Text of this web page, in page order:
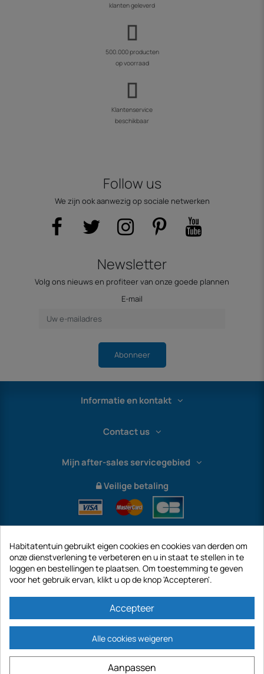
klanten geleverd
500.000 producten
op voorraad
Klantenservice
beschikbaar
Follow us
We zijn ook aanwezig op sociale netwerken
Newsletter
Volg ons nieuws en profiteer van onze goede plannen
E-mail
Abonneer
Informatie en kontakt
Contact us
Mijn after-sales servicegebied
Veilige betaling
International
https://www.habitatentuin.nl is een site van het bedrijf GECODIS SA met een
kapitaal van € 187.203,29, 32 Rue de Paradis - PARIJS 75010 (FRANKRIJK).
Habitatentuin gebruikt eigen cookies en cookies van derden om
onze dienstverlening te verbeteren en u in staat te stellen in te
loggen en bestellingen te plaatsen. Om toestemming te geven
voor het gebruik ervan, klikt u op de knop 'Accepteren'.
Accepteer
Alle cookies weigeren
Aanpassen